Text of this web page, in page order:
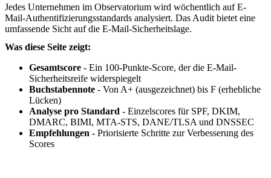
Jedes Unternehmen im Observatorium wird wöchentlich auf E-
Mail-Authentifizierungsstandards analysiert. Das Audit bietet eine
umfassende Sicht auf die E-Mail-Sicherheitslage.
Was diese Seite zeigt:
Gesamtscore - Ein 100-Punkte-Score, der die E-Mail-
Sicherheitsreife widerspiegelt
Buchstabennote - Von A+ (ausgezeichnet) bis F (erhebliche
Lücken)
Analyse pro Standard - Einzelscores für SPF, DKIM,
DMARC, BIMI, MTA-STS, DANE/TLSA und DNSSEC
Empfehlungen - Priorisierte Schritte zur Verbesserung des
Scores